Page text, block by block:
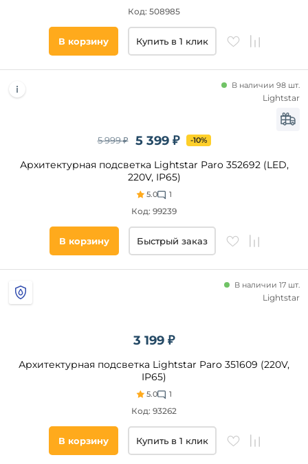
Код: 508985
В корзину Купить в 1 клик
5 399 ₽
5 999 ₽ -10%
Архитектурная подсветка Lightstar Paro 352692 (LED,
220V, IP65)
5.0 1
В наличии 98 шт.
Код: 99239
Lightstar
В корзину Быстрый заказ
3 199 ₽
Архитектурная подсветка Lightstar Paro 351609 (220V,
IP65)
5.0 1
В наличии 17 шт.
Код: 93262
Lightstar
В корзину Купить в 1 клик